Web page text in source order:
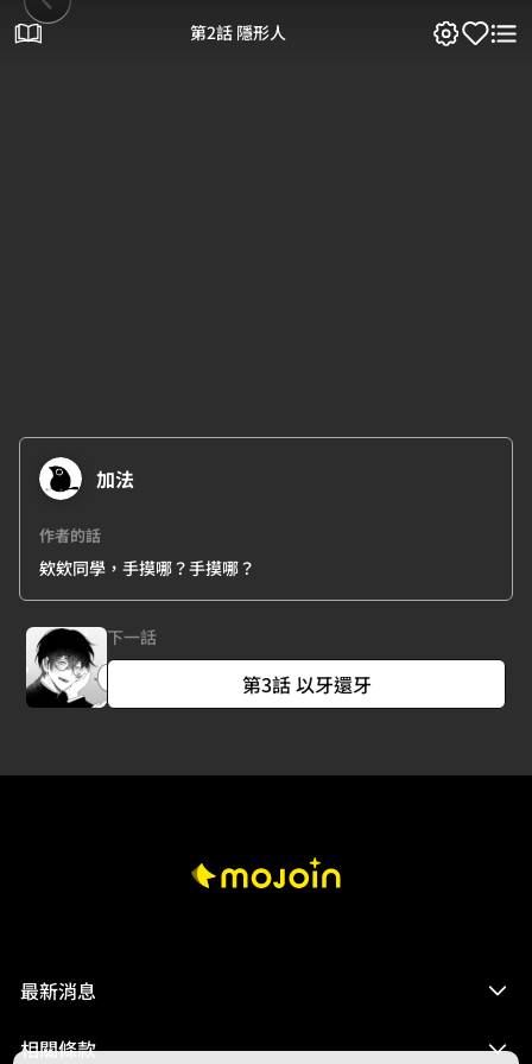
第2話 隱形人
加法
作者的話
欸欸同學，手摸哪？手摸哪？
下一話
第3話 以牙還牙
最新消息
相關條款